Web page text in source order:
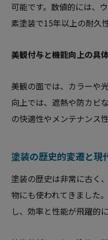
可能です。数値的には、
素塗装で15年以上の耐久
美観付与と機能向上の具
美観の面では、カラーや
向上では、遮熱や防カビ
の快適性やメンテナンス
塗装の歴史的変遷と現
塗装の歴史は非常に古く
物にも使われてきました
し、効率と性能が飛躍的